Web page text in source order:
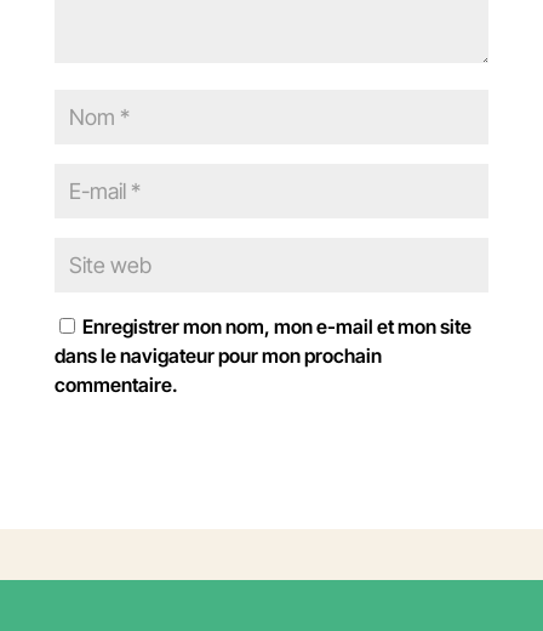
Enregistrer mon nom, mon e-mail et mon site
dans le navigateur pour mon prochain
commentaire.